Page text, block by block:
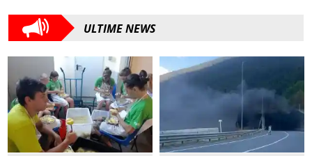
ULTIME NEWS